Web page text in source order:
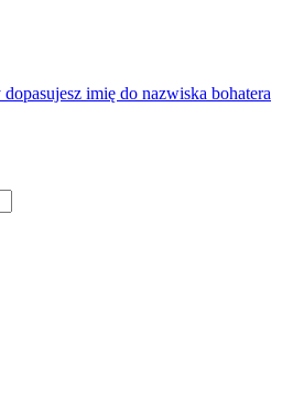
dopasujesz imię do nazwiska bohatera